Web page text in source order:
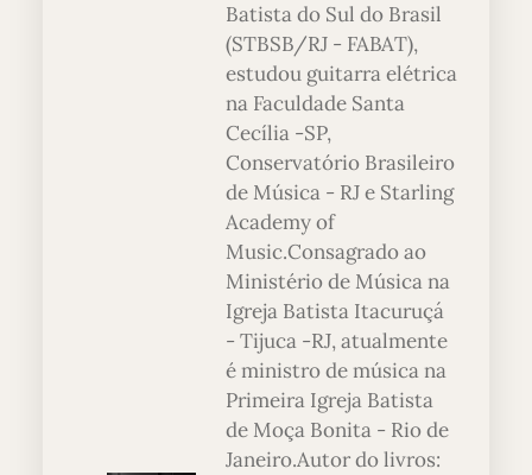
Batista do Sul do Brasil
(STBSB/RJ - FABAT),
estudou guitarra elétrica
na Faculdade Santa
Cecília -SP,
Conservatório Brasileiro
de Música - RJ e Starling
Academy of
Music.Consagrado ao
Ministério de Música na
Igreja Batista Itacuruçá
- Tijuca -RJ, atualmente
é ministro de música na
Primeira Igreja Batista
de Moça Bonita - Rio de
Janeiro.Autor do livros: